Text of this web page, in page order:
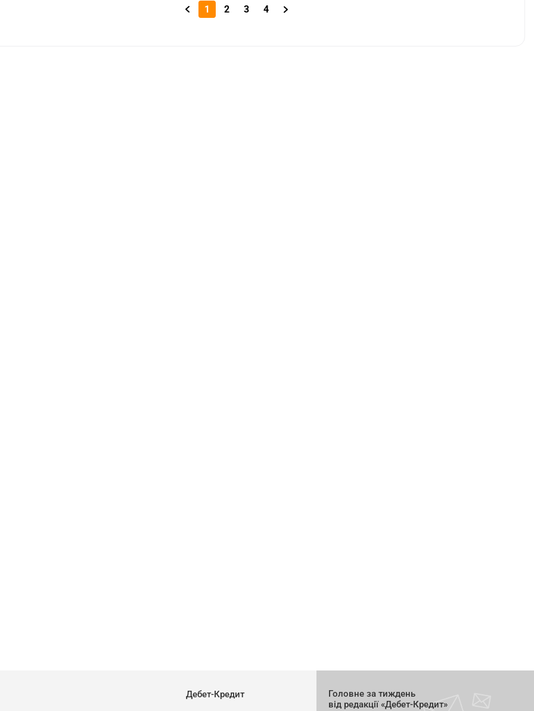
1 2 3 4
Дебет-Кредит
Головне за тиждень
від редакції «Дебет-Кредит»